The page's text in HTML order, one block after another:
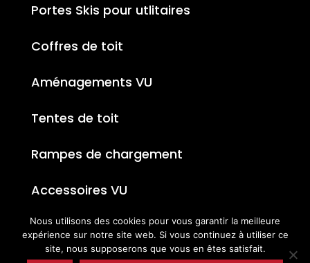
Portes Skis pour utlitaires
Coffres de toit
Aménagements VU
Tentes de toit
Rampes de chargement
Accessoires VU
Nous utilisons des cookies pour vous garantir la meilleure
expérience sur notre site web. Si vous continuez à utiliser ce
site, nous supposerons que vous en êtes satisfait.